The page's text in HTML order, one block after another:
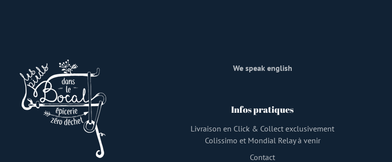
We speak english
Infos pratiques
Livraison en Click & Collect exclusivement
Colissimo et Mondial Relay à venir
Contact